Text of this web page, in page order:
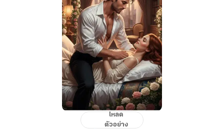
โหลด
ตัวอย่าง